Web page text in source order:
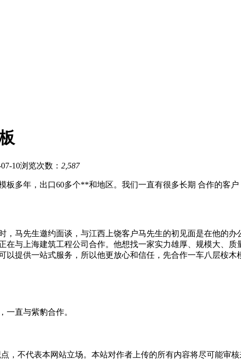
10浏览次数： 2,587
多年，出口60多个**和地区。我们一直有很多长期 合作的客
马先生邀约面谈，与江西上饶客户马先生的初见面是在他的
在与上海建筑工程公司合作。他想找一家实力雄厚、规模大、
提供一站式服务，所以他更放心和信任，先合作一车八层桉木
一直与紫豹合作。
，不代表本网站立场。本站对作者上传的所有内容将尽可能审